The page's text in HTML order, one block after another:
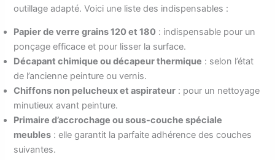
outillage adapté. Voici une liste des indispensables :
Papier de verre grains 120 et 180 : indispensable pour un
ponçage efficace et pour lisser la surface.
Décapant chimique ou décapeur thermique : selon l’état
de l’ancienne peinture ou vernis.
Chiffons non pelucheux et aspirateur : pour un nettoyage
minutieux avant peinture.
Primaire d’accrochage ou sous-couche spéciale
meubles : elle garantit la parfaite adhérence des couches
suivantes.